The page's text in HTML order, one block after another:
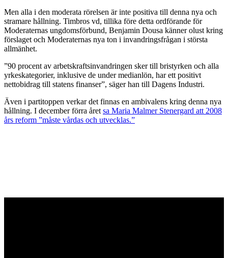
Men alla i den moderata rörelsen är inte positiva till denna nya och
stramare hållning. Timbros vd, tillika före detta ordförande för
Moderaternas ungdomsförbund, Benjamin Dousa känner olust kring
förslaget och Moderaternas nya ton i invandringsfrågan i största
allmänhet.
”90 procent av arbetskraftsinvandringen sker till bristyrken och alla
yrkeskategorier, inklusive de under medianlön, har ett positivt
nettobidrag till statens finanser”, säger han till Dagens Industri.
Även i partitoppen verkar det finnas en ambivalens kring denna nya
hållning. I december förra åretsa Maria Malmer Stenergard att 2008
års reform ”måste vårdas och utvecklas.”